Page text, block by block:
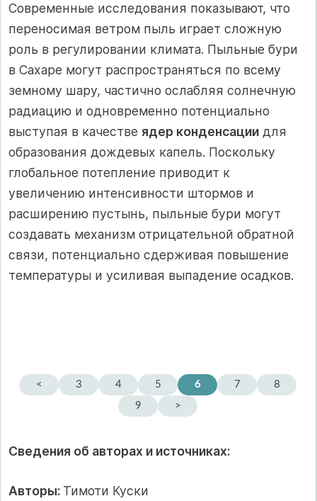
Современные исследования показывают, что
переносимая ветром пыль играет сложную
роль в регулировании климата. Пыльные бури
в Сахаре могут распространяться по всему
земному шару, частично ослабляя солнечную
радиацию и одновременно потенциально
выступая в качестве ядер конденсации для
образования дождевых капель. Поскольку
глобальное потепление приводит к
увеличению интенсивности штормов и
расширению пустынь, пыльные бури могут
создавать механизм отрицательной обратной
связи, потенциально сдерживая повышение
температуры и усиливая выпадение осадков.
< 3 4 5 6 7
8
9
>
Сведения об авторах и источниках:
Авторы: Тимоти Куски